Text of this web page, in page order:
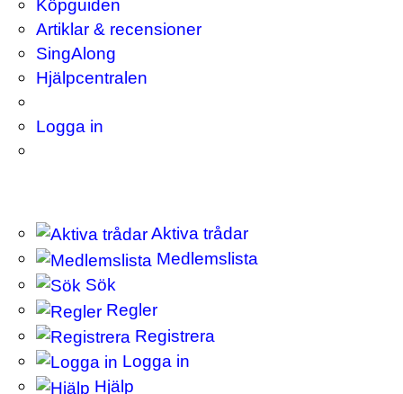
Köpguiden
Artiklar & recensioner
SingAlong
Hjälpcentralen
Logga in
Aktiva trådar
Medlemslista
Sök
Regler
Registrera
Logga in
Hjälp